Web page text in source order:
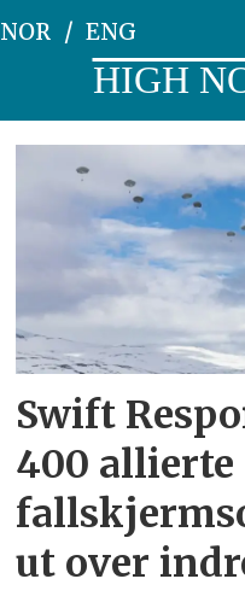
NOR ENG
HIGH
Tag:
defender
25
Swift
400 allierte
ut over